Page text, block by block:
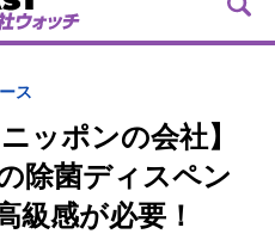
ス
ッポンの会社】
除菌ディスペン
級感が必要！